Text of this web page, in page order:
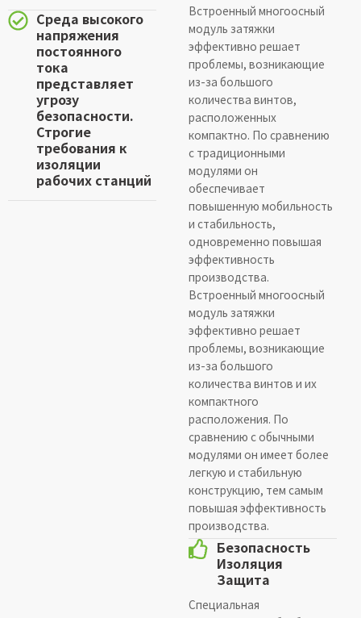
Среда высокого
напряжения
постоянного
тока
представляет
угрозу
безопасности.
Строгие
требования к
изоляции
рабочих станций
Встроенный многоосный
модуль затяжки
эффективно решает
проблемы, возникающие
из-за большого
количества винтов,
расположенных
компактно. По сравнению
с традиционными
модулями он
обеспечивает
повышенную мобильность
и стабильность,
одновременно повышая
эффективность
производства.
Встроенный многоосный
модуль затяжки
эффективно решает
проблемы, возникающие
из-за большого
количества винтов и их
компактного
расположения. По
сравнению с обычными
модулями он имеет более
легкую и стабильную
конструкцию, тем самым
повышая эффективность
производства.
Безопасность
Изоляция
Защита
Специальная